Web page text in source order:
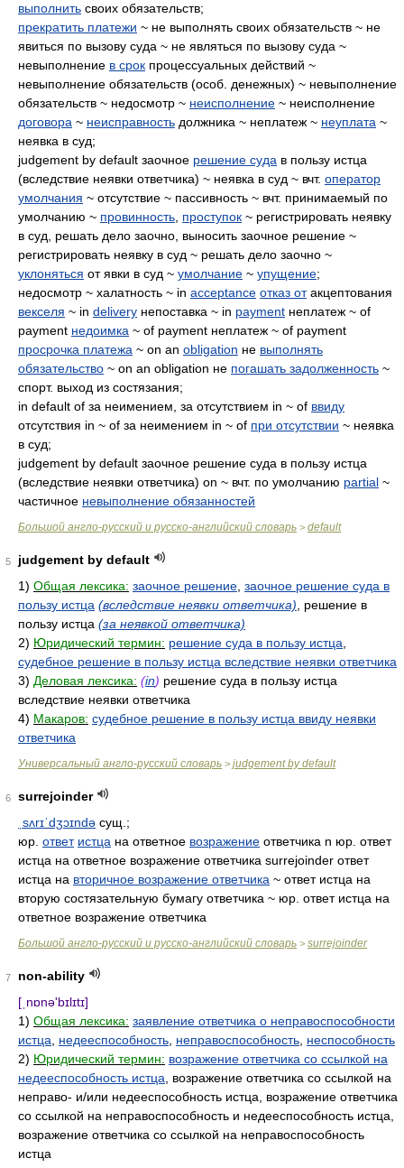
выполнить своих обязательств;
прекратить платежи ~ не выполнять своих обязательств ~ не
явиться по вызову суда ~ не являться по вызову суда ~
невыполнение в срок процессуальных действий ~
невыполнение обязательств (особ. денежных) ~ невыполнение
обязательств ~ недосмотр ~ неисполнение ~ неисполнение
договора ~ неисправность должника ~ неплатеж ~ неуплата ~
неявка в суд;
judgement by default заочное решение суда в пользу истца
(вследствие неявки ответчика) ~ неявка в суд ~ вчт. оператор
умолчания ~ отсутствие ~ пассивность ~ вчт. принимаемый по
умолчанию ~ провинность проступок ~ регистрировать неявку
в суд, решать дело заочно, выносить заочное решение ~
регистрировать неявку в суд ~ решать дело заочно ~
уклоняться от явки в суд ~ умолчание ~ упущение;
недосмотр ~ халатность ~ in acceptance отказ отакцептования
векселя ~ in delivery непоставка ~ in payment неплатеж ~ of
payment недоимка ~ of payment неплатеж ~ of payment
просрочка платежа ~ on an obligation не выполнять
обязательство ~ on an obligation не погашать задолженность ~
спорт. выход из состязания;
in default of за неимением, за отсутствием in ~ of ввиду
отсутствия in ~ of за неимением in ~ of при отсутствии ~ неявка
в суд;
judgement by default заочное решение суда в пользу истца
(вследствие неявки ответчика) on ~ вчт. по умолчанию partial ~
частичное невыполнение обязанностей
Большой англо-русский и русско-английский словарь > default
5
judgement by default
1) Общая лексика: заочное решение заочное решение суда в
пользу истца (вследствие неявки ответчика) , решение в
пользу истца (за неявкой ответчика)
2) Юридический термин: решение суда в пользу истца
судебное решение в пользу истца вследствие неявки ответчика
3) Деловая лексика: (in) решение суда в пользу истца
вследствие неявки ответчика
4) Макаров: судебное решение в пользу истца ввиду неявки
ответчика
Универсальный англо-русский словарь > judgement by default
6
surrejoinder
ˌsʌrɪˈdʒɔɪndə сущ.;
юр. ответ истца на ответное возражение ответчика n юр. ответ
истца на ответное возражение ответчика surrejoinder ответ
истца на вторичное возражение ответчика ~ ответ истца на
вторую состязательную бумагу ответчика ~ юр. ответ истца на
ответное возражение ответчика
Большой англо-русский и русско-английский словарь > surrejoinder
7
non-ability
[ˌnɒnə'bɪlɪtɪ]
1) Общая лексика: заявление ответчика о неправоспособности
истца
недееспособность неправоспособность неспособность
2) Юридический термин: возражение ответчика со ссылкой на
недееспособность истца , возражение ответчика со ссылкой на
неправо- и/или недееспособность истца, возражение ответчика
со ссылкой на неправоспособность и недееспособность истца,
возражение ответчика со ссылкой на неправоспособность
истца